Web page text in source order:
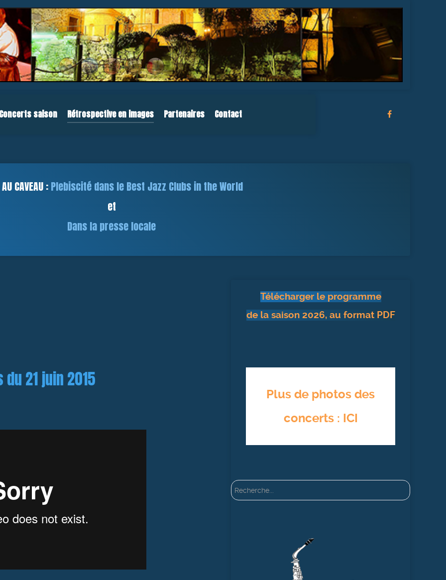
saison Rétrospective en images Partenaires Contact
CAVEAU :Plebiscité dans le Best Jazz Clubs in the World
et
Dans la presse locale
21 juin 2015
Télécharger le programme
de la saison 2026, au format PDF
Plus de photos des
concerts : ICI
Rechercher